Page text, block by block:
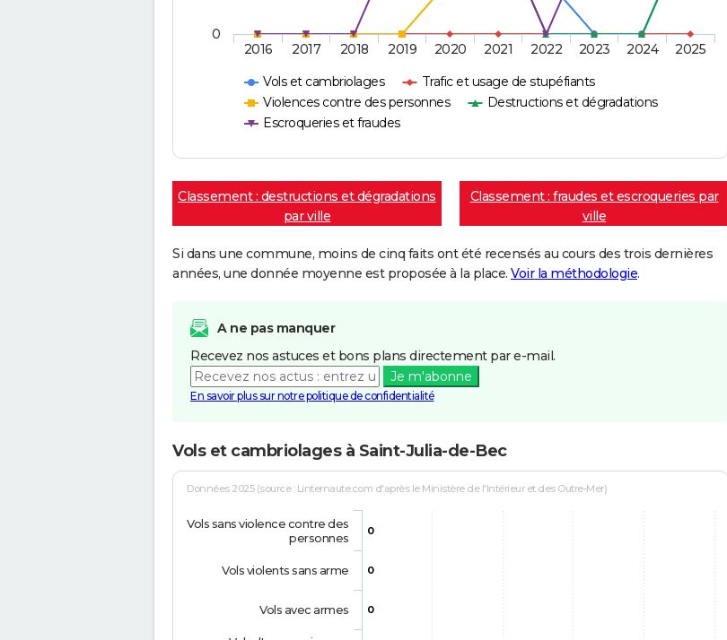
Vols et cambriolages
Trafic et usage de stupéfiants
Violences contre des personnes
Destructions et dégradations
Escroqueries et fraudes
2016 2017 2018 2019 2020 2021 2022 2023 2024 2025
0
Classement : destructions et dégradations
par ville
Classement : fraudes et escroqueries par
ville
Si dans une commune, moins de cinq faits ont été recensés au cours des trois dernières
années, une donnée moyenne est proposée à la place. Voir la méthodologie.
A ne pas manquer
Recevez nos astuces et bons plans directement par e-mail.
Je m'abonne
En savoir plus sur notre politique de confidentialité
Vols et cambriolages à Saint-Julia-de-Bec
Données 2025 (source : Linternaute.com d'après le Ministère de l'Intérieur et des Outre-Mer)
0
0
0
Vols sans violence contre des
personnes
Vols violents sans arme
Vols avec armes